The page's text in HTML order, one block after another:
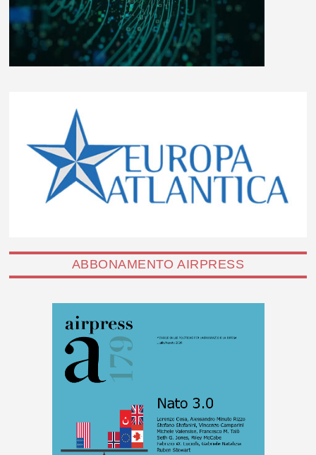
ABBONAMENTO AIRPRESS